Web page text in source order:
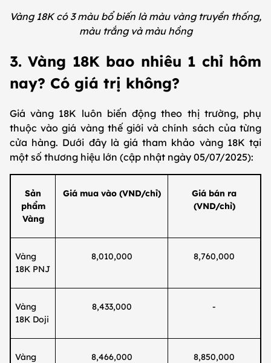
Vàng 18K có 3 màu bổ biến là màu vàng truyền thống,
màu trắng và màu hồng
3. Vàng 18K bao nhiêu 1 chỉ hôm
nay? Có giá trị không?
Giá vàng 18K luôn biến động theo thị trường, phụ
thuộc vào giá vàng thế giới và chính sách của từng
cửa hàng. Dưới đây là giá tham khảo vàng 18K tại
một số thương hiệu lớn (cập nhật ngày 05/07/2025):
Sản
phẩm
Vàng
Giá mua vào (VND/chỉ)
Giá bán ra
(VND/chỉ)
Vàng
18K PNJ
8,010,000 8,760,000
Vàng
18K Doji
8,433,000 -
Vàng
8,466,000 8,850,000